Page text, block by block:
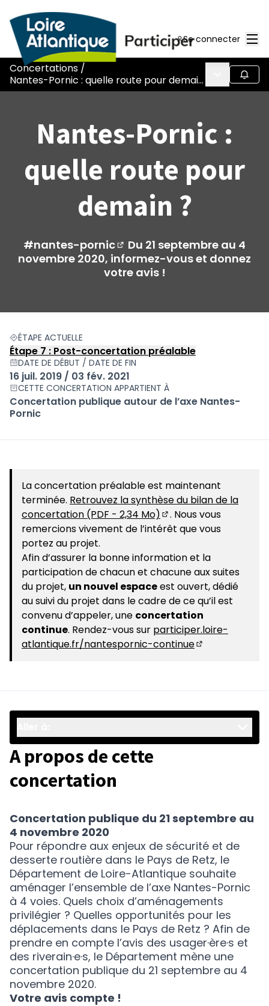
Se connecter
Concertations /
Nantes-Pornic : quelle route pour demain ?
Menu
Nantes-Pornic :
quelle route pour
demain ?
#nantes-pornic
(Nouvelle fenêtre)
Du 21 septembre au 4
novembre 2020, informez-vous et donnez
votre avis !
ÉTAPE ACTUELLE
Étape 7 : Post-concertation préalable
DATE DE DÉBUT / DATE DE FIN
16 juil. 2019 / 03 fév. 2021
CETTE CONCERTATION APPARTIENT À
Concertation publique autour de l’axe Nantes-
Pornic
La concertation préalable est maintenant
terminée. Retrouvez la synthèse du bilan de la
concertation (PDF - 2,34 Mo)
(S'ouvre dans un
. Nous vous
remercions vivement de l’intérêt que vous
portez au projet.
Afin d’assurer la bonne information et la
participation de chacun et chacune aux suites
du projet, un nouvel espaceest ouvert, dédié
au suivi du projet dans le cadre de ce qu’il est
convenu d’appeler, une concertation
continue. Rendez-vous sur participer.loire-
atlantique.fr/nantespornic-continue
A propos de cette
concertation
Concertation publique du 21 septembre au
4 novembre 2020
Pour répondre aux enjeux de sécurité et de
desserte routière dans le Pays de Retz, le
Département de Loire-Atlantique souhaite
aménager l’ensemble de l’axe Nantes-Pornic
à 4 voies. Quels choix d’aménagements
privilégier ? Quelles opportunités pour les
déplacements dans le Pays de Retz ? Afin de
prendre en compte l’avis des usager·ère·s et
des riverain·e·s, le Département mène une
concertation publique du 21 septembre au 4
novembre 2020.
Votre avis compte !